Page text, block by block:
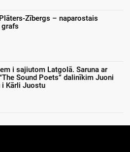
Zībergs – naparostais
i sajiutom Latgolā. Saruna ar
Sound Poets” dalinīkim Juoni
i Kārli Juostu